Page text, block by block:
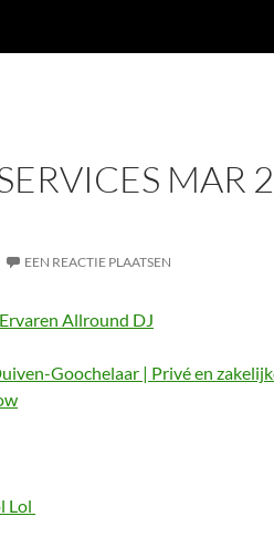
MAR
EEN REACTIE PLAATSEN
Allround DJ
Goochelaar | Privé en
Lol